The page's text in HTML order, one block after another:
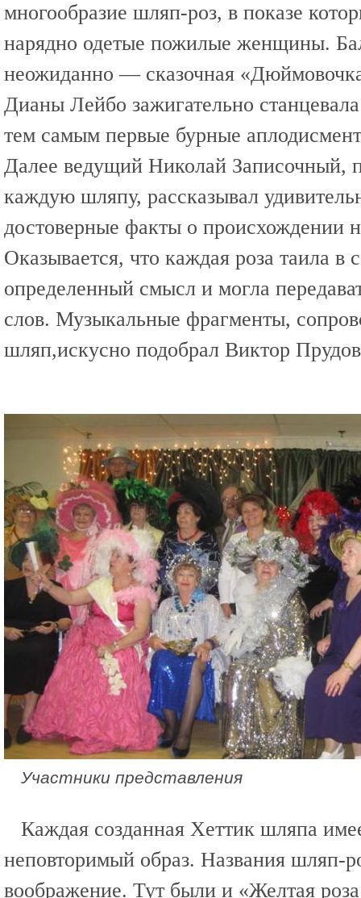
многообразие шляп-роз, в показе
нарядно одетые пожилые женщины.
неожиданно — сказочная
Дианы Лейбо зажигательно станцевала
тем самым первые бурные
Далее ведущий Николай Записочный,
каждую шляпу, рассказывал
достоверные факты о происхождении
Оказывается, что каждая роза таила в
определенный смысл и могла
слов. Музыкальные фрагменты,
шляп,искусно подобрал Виктор
Участники представления
Каждая созданная Хеттик шляпа
неповторимый образ. Названия шляп-
воображение. Тут были и «Желтая